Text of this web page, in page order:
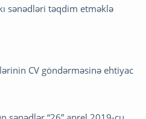
sənədləri təqdim etməklə
CV göndərməsinə ehtiyac